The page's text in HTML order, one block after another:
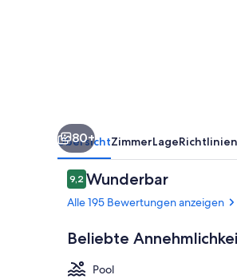
80+
ÜbersichtZimmerLageRichtlinien
Bewertungen
9,29,2 von 10.
Wunderbar
Alle 195 Bewertungen anzeigen
Beliebte
Pool